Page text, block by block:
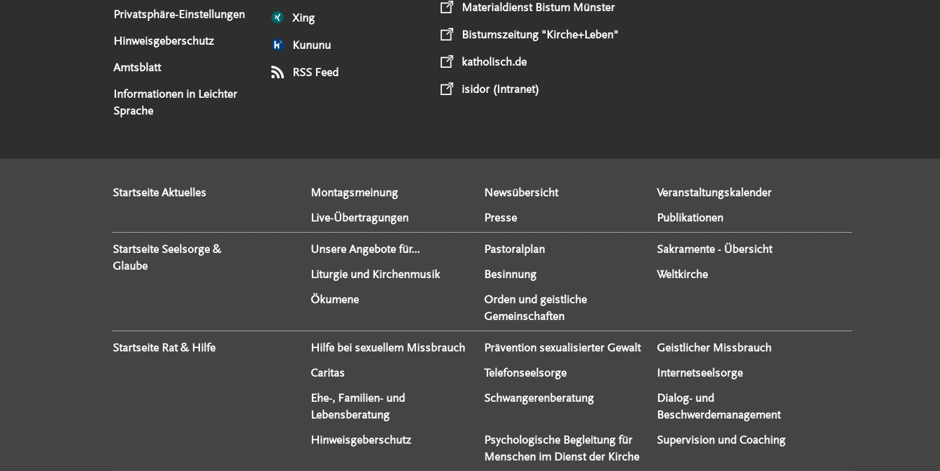
Privatsphäre-Einstellungen
Hinweisgeberschutz
Amtsblatt
Informationen in Leichter
Sprache
Xing
Kununu
RSS Feed
Materialdienst Bistum Münster
Bistumszeitung "Kirche+Leben"
katholisch.de
isidor (Intranet)
Startseite Aktuelles Montagsmeinung Newsübersicht
Veranstaltungskalender
Live-Übertragungen
Presse Publikationen
Startseite Seelsorge &
Glaube
Unsere Angebote für... Pastoralplan
Sakramente - Übersicht
Liturgie und Kirchenmusik
Besinnung
Weltkirche
Ökumene
Orden und geistliche
Gemeinschaften
Startseite Rat & Hilfe Hilfe bei sexuellem Missbrauch Prävention sexualisierter Gewalt
Geistlicher Missbrauch
Caritas
Telefonseelsorge
Internetseelsorge
Ehe-, Familien- und
Lebensberatung
Schwangerenberatung
Dialog- und
Beschwerdemanagement
Hinweisgeberschutz
Psychologische Begleitung für
Menschen im Dienst der Kirche
Supervision und Coaching